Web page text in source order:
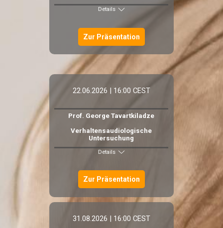
Details
Zur Präsentation
22.06.2026 | 16:00 CEST
Prof. George Tavartkiladze
Verhaltensaudiologische
Untersuchung
Details
Zur Präsentation
31.08.2026 | 16:00 CEST